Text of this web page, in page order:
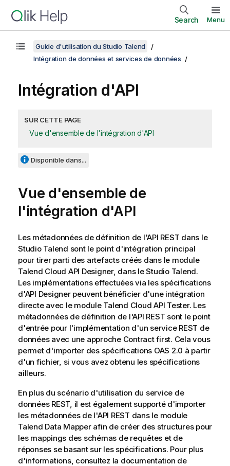
Search Menu
Guide d'utilisation du Studio Talend
Intégration de données et services de données
Intégration d'API
SUR CETTE PAGE
Vue d'ensemble de l'intégration d'API
Disponible dans...
Vue d'ensemble de
l'intégration d'API
Les métadonnées de définition de l'API REST dans le
Studio Talend sont le point d'intégration principal
pour tirer parti des artefacts créés dans le module
Talend Cloud API Designer, dans leStudio Talend.
Les implémentations effectuées via les spécifications
d'API Designer peuvent bénéficier d'une intégration
directe avec le module Talend Cloud API Tester. Les
métadonnées de définition de l'API REST sont le point
d'entrée pour l'implémentation d'un service REST de
données avec une approche Contract first. Cela vous
permet d'importer des spécifications OAS 2.0 à partir
d'un fichier, si vous avez obtenu les spécifications
ailleurs.
En plus du scénario d'utilisation du service de
données REST, il est également supporté d'importer
les métadonnées de l'API REST dans le module
Talend Data Mapperafin de créer des structures pour
les mappings des schémas de requêtes et de
réponses se basant sur les spécifications. Pour plus
d'informations, consultez la documentation de